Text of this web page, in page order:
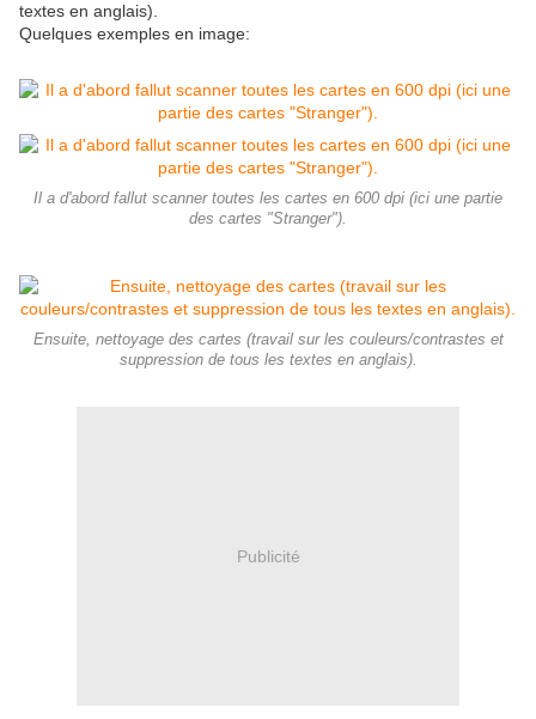
textes en anglais).
Quelques exemples en image:
Il a d'abord fallut scanner toutes les cartes en 600 dpi (ici une partie
des cartes "Stranger").
Ensuite, nettoyage des cartes (travail sur les couleurs/contrastes et
suppression de tous les textes en anglais).
Publicité